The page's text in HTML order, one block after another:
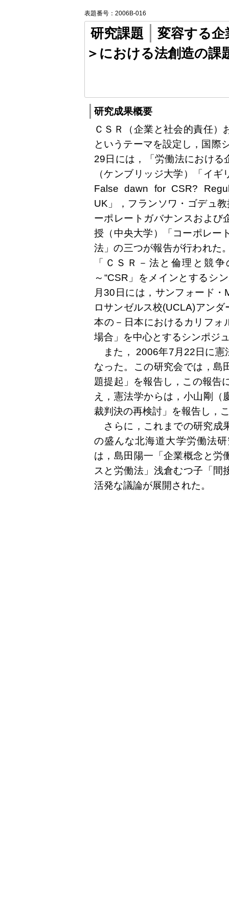
表題番号：2006B-016
研究課題
変容する企
＞における法創造の課
研究成果概要
ＣＳＲ（企業と社会的責任
というテーマを設定し，国際
29日には，「労働法における
（ケンブリッジ大学）「イ
False dawn for CSR?
UK」，フランソワ・ゴデュ
ーポレートガバナンスおよび
授（中央大学）「コーポレー
法」の三つが報告が行われた
「ＣＳＲ－法と倫理と競
～“CSR」をメインとするシ
月30日には，サンフォード
ロサンゼルス校(UCLA)アン
本の－日本におけるカリフォ
場合」を中心とするシンポ
また， 2006年7月22日に憲
なった。この研究会では，
題提起」を報告し，この報告
え，憲法学からは，小山剛（
裁判決の再検討」を報告し，
さらに，これまでの研究成
の盛んな北海道大学労働法
は，島田陽一「企業概念と労
スと労働法」浅倉むつ子「間
活発な議論が展開された。